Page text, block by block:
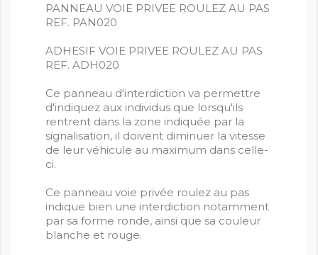
PANNEAU VOIE PRIVEE ROULEZ AU PAS
REF. PAN020
ADHESIF VOIE PRIVEE ROULEZ AU PAS
REF. ADH020
Ce panneau d'interdiction va permettre
d'indiquez aux individus que lorsqu'ils
rentrent dans la zone indiquée par la
signalisation, il doivent diminuer la vitesse
de leur véhicule au maximum dans celle-
ci.
Ce panneau voie privée roulez au pas
indique bien une interdiction notamment
par sa forme ronde, ainsi que sa couleur
blanche et rouge.